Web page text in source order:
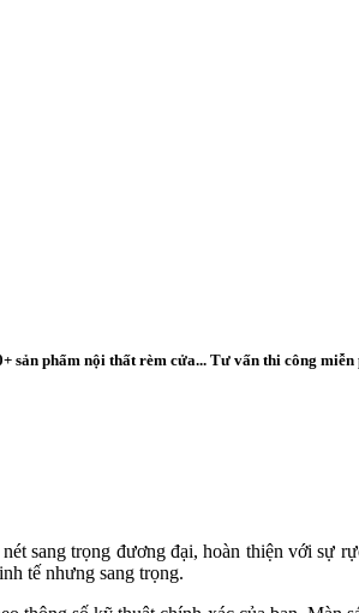
sản phẩm nội thất rèm cửa... Tư vấn thi công
sang trọng đương đại, hoàn thiện với sự
tế nhưng sang trọng.